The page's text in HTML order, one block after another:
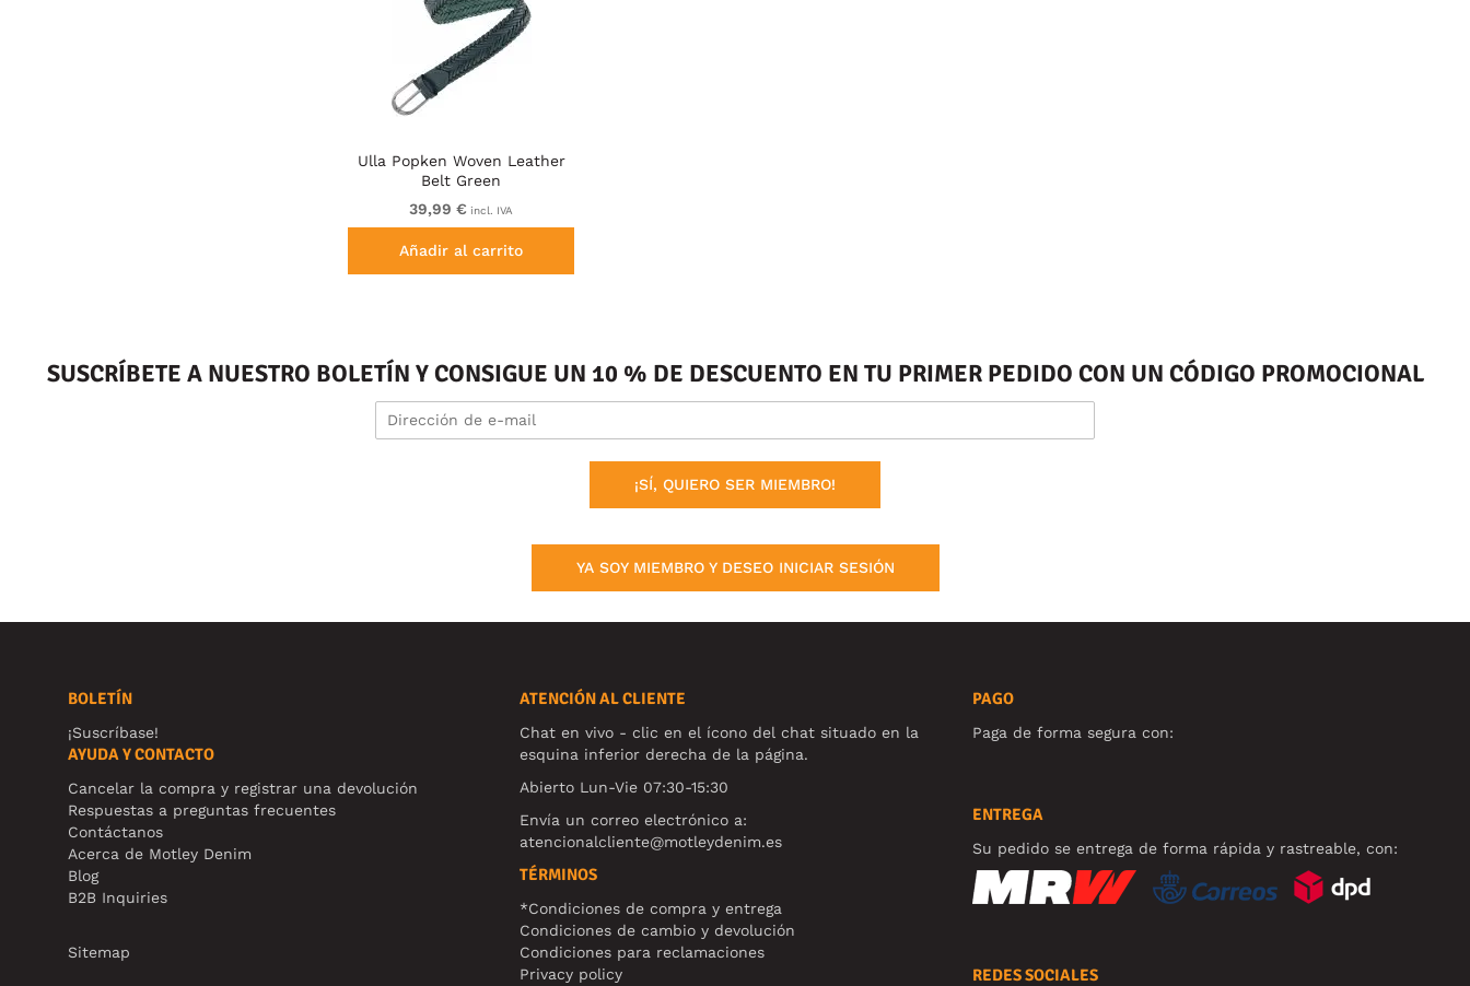
Ulla Popken Woven Leather
Belt Green
39,99 € incl. IVA
Añadir al carrito
SUSCRÍBETE A NUESTRO BOLETÍN Y CONSIGUE UN 10 % DE DESCUENTO EN TU PRIMER PEDIDO CON UN CÓDIGO PROMOCIONAL
¡SÍ, QUIERO SER MIEMBRO!
YA SOY MIEMBRO Y DESEO INICIAR SESIÓN
BOLETÍN
¡Suscríbase!
AYUDA Y CONTACTO
Cancelar la compra y registrar una devolución
Respuestas a preguntas frecuentes
Contáctanos
Acerca de Motley Denim
Blog
B2B Inquiries
Sitemap
ATENCIÓN AL CLIENTE
Chat en vivo - clic en el ícono del chat situado en la
esquina inferior derecha de la página.
Abierto Lun-Vie 07:30-15:30
Envía un correo electrónico a:
atencionalcliente@motleydenim.es
TÉRMINOS
*Condiciones de compra y entrega
Condiciones de cambio y devolución
Condiciones para reclamaciones
Privacy policy
PAGO
Paga de forma segura con:
ENTREGA
Su pedido se entrega de forma rápida y rastreable, con:
REDES SOCIALES